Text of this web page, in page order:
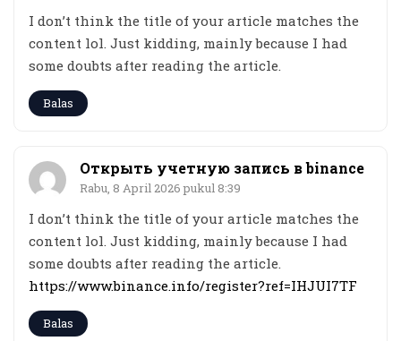
I don’t think the title of your article matches the
content lol. Just kidding, mainly because I had
some doubts after reading the article.
Balas
Открыть учетную запись в binance
Rabu, 8 April 2026 pukul 8:39
I don’t think the title of your article matches the
content lol. Just kidding, mainly because I had
some doubts after reading the article.
https://www.binance.info/register?ref=IHJUI7TF
Balas